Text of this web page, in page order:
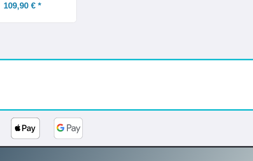
109,90 € *